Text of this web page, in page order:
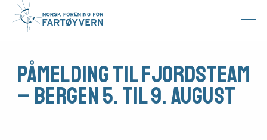
Påmelding til Fjordsteam
– Bergen 5. til 9. august